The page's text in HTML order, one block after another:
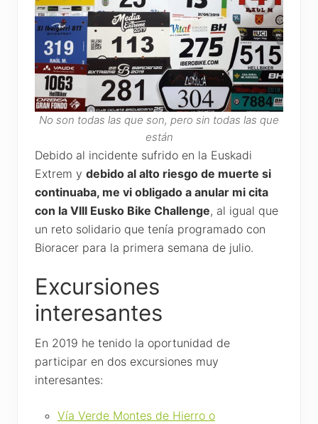
No son todas las que son, pero sin todas las que
están
Debido al incidente sufrido en la Euskadi
Extrem y debido al alto riesgo de muerte si
continuaba, me vi obligado a anular mi cita
con la VIII Eusko Bike Challenge, al igual que
un reto solidario que tenía programado con
Bioracer para la primera semana de julio.
Excursiones
interesantes
En 2019 he tenido la oportunidad de
participar en dos excursiones muy
interesantes:
Vía Verde Montes de Hierro o